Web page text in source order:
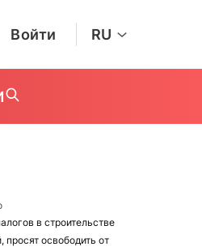
Войти RU
в строительстве
просят освободить от